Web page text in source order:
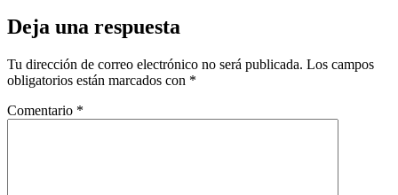
Deja una respuesta
Tu dirección de correo electrónico no será publicada. Los campos
obligatorios están marcados con *
Comentario *